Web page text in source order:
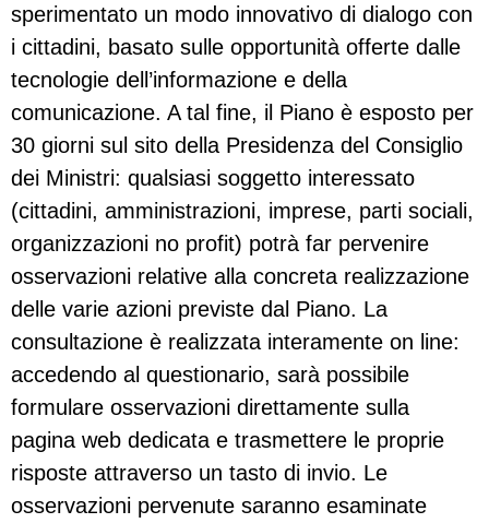
sperimentato un modo innovativo di dialogo con
i cittadini, basato sulle opportunità offerte dalle
tecnologie dell’informazione e della
comunicazione. A tal fine, il Piano è esposto per
30 giorni sul sito della Presidenza del Consiglio
dei Ministri: qualsiasi soggetto interessato
(cittadini, amministrazioni, imprese, parti sociali,
organizzazioni no profit) potrà far pervenire
osservazioni relative alla concreta realizzazione
delle varie azioni previste dal Piano. La
consultazione è realizzata interamente on line:
accedendo al questionario, sarà possibile
formulare osservazioni direttamente sulla
pagina web dedicata e trasmettere le proprie
risposte attraverso un tasto di invio. Le
osservazioni pervenute saranno esaminate